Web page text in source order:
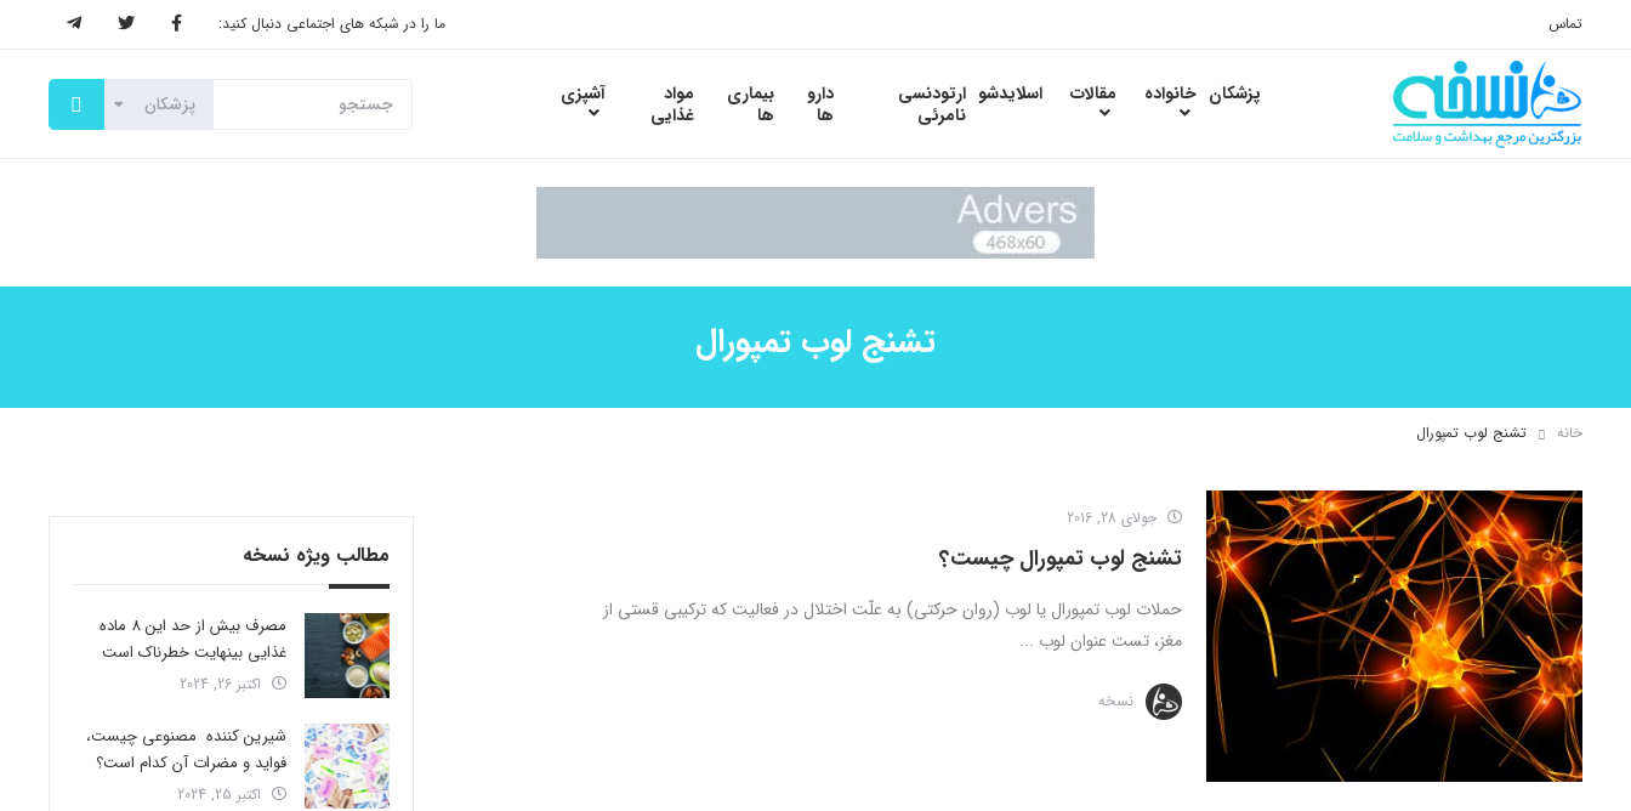
تماس ما را در شبکه های اجتماعی دنبال کنید:
پزشکان خانواده مقالات اسلایدشو ارتودنسی
نامرئی
دارو
ها
بیماری
ها
مواد
غذایی
آشپزی
تشنج لوب تمپورال
خانه تشنج لوب تمپورال
جولای 28, 2016
تشنج لوب تمپورال چیست؟
حملات لوب تمپورال یا لوب (روان حرکتی) به علّت اختلال در فعالیت که ترکیبی قستی از
مغز، تست عنوان لوب ...
نسخه
مطالب ویژه نسخه
مصرف بیش از حد این 8 ماده
غذایی بینهایت خطرناک است
اکتبر 26, 2024
شیرین کننده مصنوعی چیست،
فواید و مضرات آن کدام است؟
اکتبر 25, 2024